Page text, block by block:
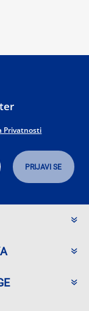
Privatnosti